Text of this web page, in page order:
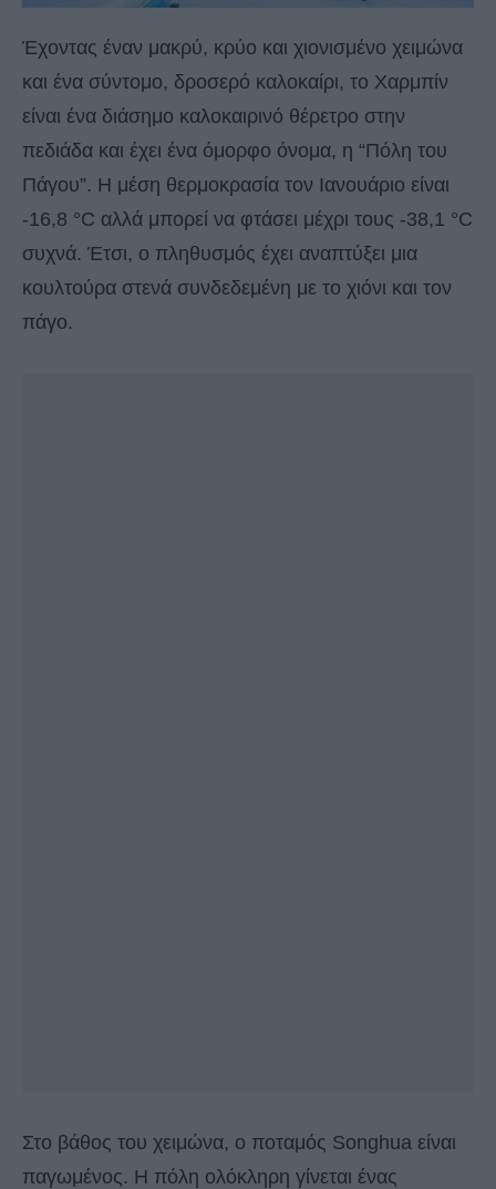
Έχοντας έναν μακρύ, κρύο και χιονισμένο χειμώνα
και ένα σύντομο, δροσερό καλοκαίρι, το Χαρμπίν
είναι ένα διάσημο καλοκαιρινό θέρετρο στην
πεδιάδα και έχει ένα όμορφο όνομα, η “Πόλη του
Πάγου”. Η μέση θερμοκρασία τον Ιανουάριο είναι
-16,8 °C αλλά μπορεί να φτάσει μέχρι τους -38,1 °C
συχνά. Έτσι, ο πληθυσμός έχει αναπτύξει μια
κουλτούρα στενά συνδεδεμένη με το χιόνι και τον
πάγο.
Στο βάθος του χειμώνα, ο ποταμός Songhua είναι
παγωμένος. Η πόλη ολόκληρη γίνεται ένας